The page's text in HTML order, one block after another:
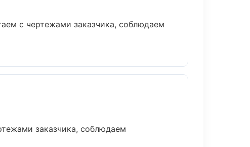
с чертежами заказчика, соблюдаем
заказчика, соблюдаем